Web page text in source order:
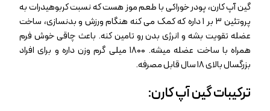
گین آپ کارن، پودر خوراکی با طعم موز هست که نسبت کربوهیدرات به
پروتئین ۳ بر ۱ داره که کمک می کنه هنگام ورزش و بدنسازی، ساخت
عضله تقویت بشه و انرژی بدن رو تامین کنه. باعث چاقی خوش فرم
همراه با ساخت عضله میشه. ۱۸۰۰ میلی گرم وزن داره و برای افراد
بزرگسال بالای ۱۸ سال قابل مصرفه.
ترکیبات گین آپ کارن: